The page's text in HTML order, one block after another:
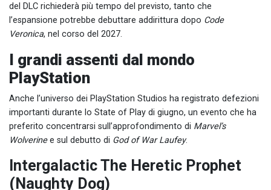
del DLC richiederà più tempo del previsto, tanto che
l’espansione potrebbe debuttare addirittura dopo Code
Veronica, nel corso del 2027.
I grandi assenti dal mondo
PlayStation
Anche l’universo dei PlayStation Studios ha registrato defezioni
importanti durante lo State of Play di giugno, un evento che ha
preferito concentrarsi sull’approfondimento di Marvel’s
Wolverinee sul debutto di God of War Laufey.
Intergalactic The Heretic Prophet
(Naughty Dog)